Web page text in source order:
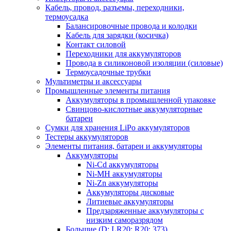
Кабель, провод, разъемы, переходники,
термоусадка
Балансировочные провода и колодки
Кабель для зарядки (косичка)
Контакт силовой
Переходники для аккумуляторов
Провода в силиконовой изоляции (силовые)
Термоусадочные трубки
Мультиметры и аксессуары
Промышленные элементы питания
Аккумуляторы в промышленной упаковке
Свинцово-кислотные аккумуляторные
батареи
Сумки для хранения LiPo аккумуляторов
Тестеры аккумуляторов
Элементы питания, батареи и аккумуляторы
Аккумуляторы
Ni-Cd аккумуляторы
Ni-MH аккумуляторы
Ni-Zn аккумуляторы
Аккумуляторы дисковые
Литиевые аккумуляторы
Предзаряженные аккумуляторы с
низким саморазрядом
Большие (D; LR20; R20; 373)